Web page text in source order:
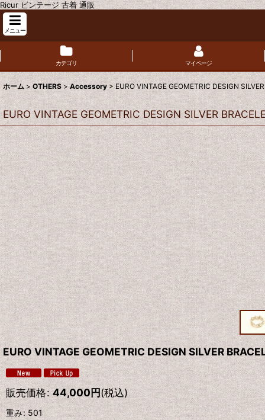
Ricur ビンテージ 古着 通販
メニュー
カテゴリ マイページ
ホーム > OTHERS > Accessory > EURO VINTAGE GEOMETRIC DESIGN
EURO VINTAGE GEOMETRIC DESIGN SILVER
EURO VINTAGE GEOMETRIC DESIGN SILVER
販売価格: 44,000円(税込)
重み: 501